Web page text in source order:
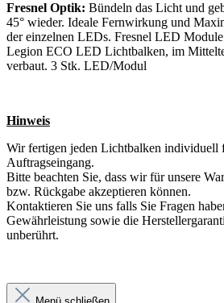
Fresnel Optik: Bündeln das Licht und
45° wieder. Ideale Fernwirkung und
der einzelnen LEDs. Fresnel LED
Legion ECO LED Lichtbalken, im
verbaut. 3 Stk. LED/Modul
Hinweis
Wir fertigen jeden Lichtbalken individuell
Auftragseingang.
Bitte beachten Sie, dass wir für unsere
bzw. Rückgabe akzeptieren können.
Kontaktieren Sie uns falls Sie Fragen
Gewährleistung sowie die
unberührt.